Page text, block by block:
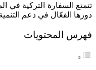
تتمتع السفارة التركية في
دورها الفعّال في دعم التنمية
فهرس المحتويات